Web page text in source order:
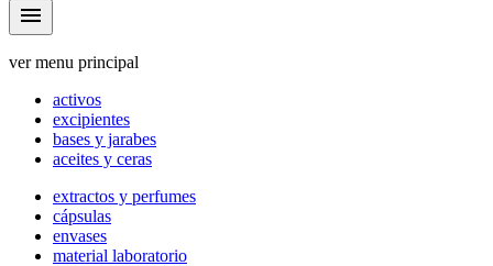
menu
ver menu principal
activos
excipientes
bases y jarabes
aceites y ceras
extractos y perfumes
cápsulas
envases
material laboratorio